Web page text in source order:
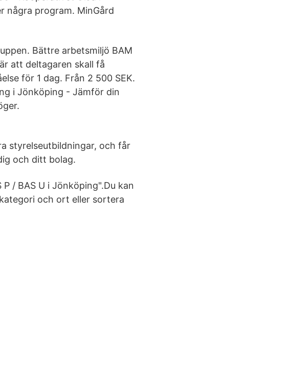
några program. MinGård
Bättre arbetsmiljö BAM
att deltagaren skall få
för 1 dag. Från 2 500 SEK.
i Jönköping - Jämför din
styrelseutbildningar, och får
och ditt bolag.
/ BAS U i Jönköping".Du kan
och ort eller sortera